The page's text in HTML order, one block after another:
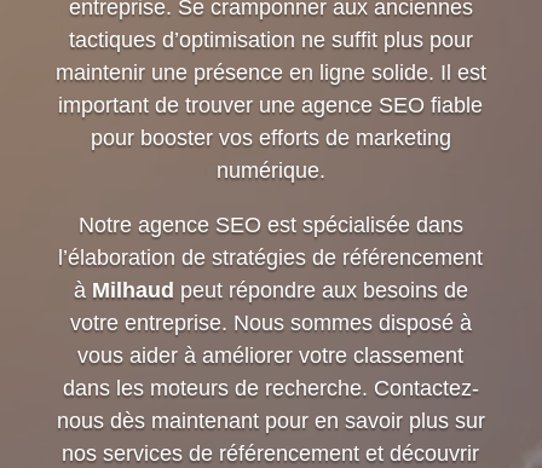
entreprise. Se cramponner aux anciennes
tactiques d’optimisation ne suffit plus pour
maintenir une présence en ligne solide. Il est
important de trouver une agence SEO fiable
pour booster vos efforts de marketing
numérique.
Notre agence SEO est spécialisée dans
l’élaboration de stratégies de référencement
à Milhaud peut répondre aux besoins de
votre entreprise. Nous sommes disposé à
vous aider à améliorer votre classement
dans les moteurs de recherche. Contactez-
nous dès maintenant pour en savoir plus sur
nos services de référencement et découvrir